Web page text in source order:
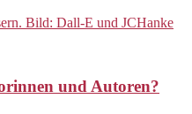
und Autoren?